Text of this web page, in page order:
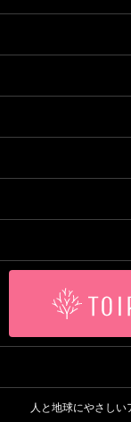
人と地球にやさしい